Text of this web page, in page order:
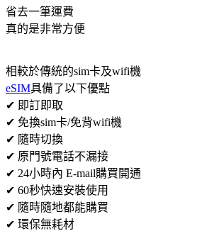
省去一筆運費
真的是非常方便
相較於傳統的sim卡及wifi機
eSIM具備了以下優點
✔ 即訂即取
✔ 免換sim卡/免背wifi機
✔ 隨時切換
✔ 原門號電話不漏接
✔ 24小時內 E-mail購買開通
✔ 60秒快速安裝使用
✔ 隨時隨地都能購買
✔ 環保無耗材